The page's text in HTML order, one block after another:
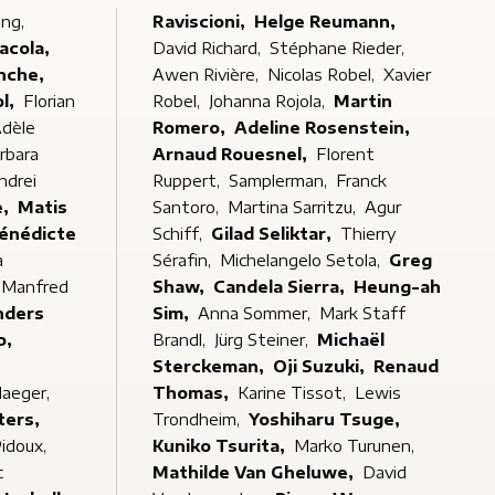
Florian
Matis
Manfred
Raviscioni, Helge Reumann,
David Richard, Stéphane Rieder,
Awen Rivière, Nicolas Robel, Xavier
Robel, Johanna Rojola, Martin
Romero, Adeline Rosenstein,
Arnaud Rouesnel, Florent
Ruppert, Samplerman, Franck
Santoro, Martina Sarritzu, Agur
Schiff, Gilad Seliktar, Thierry
Sérafin, Michelangelo Setola, Greg
Shaw, Candela Sierra, Heung-ah
Sim, Anna Sommer, Mark Staff
Brandl, Jürg Steiner, Michaël
Sterckeman,
Oji Suzuki, Renaud
Thomas, Karine Tissot, Lewis
Trondheim, Yoshiharu Tsuge,
Kuniko Tsurita, Marko Turunen,
Mathilde Van Gheluwe, David